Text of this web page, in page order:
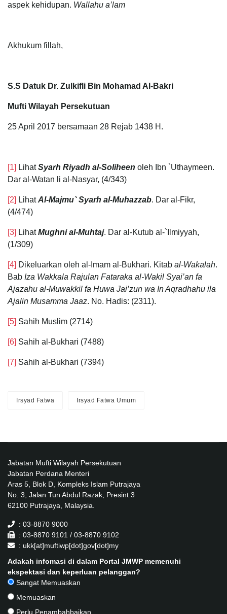
aspek kehidupan. Wallahu a’lam
Akhukum fillah,
S.S Datuk Dr. Zulkifli Bin Mohamad Al-Bakri
Mufti Wilayah Persekutuan
25 April 2017 bersamaan 28 Rejab 1438 H.
[1] LihatSyarh Riyadh al-Soliheen oleh Ibn `Uthaymeen.
Dar al-Watan li al-Nasyar, (4/343)
[2] LihatAl-Majmu` Syarh al-Muhazzab. Dar al-Fikr,
(4/474)
[3] LihatMughni al-Muhtaj. Dar al-Kutub al-`Ilmiyyah,
(1/309)
[4] Dikeluarkan oleh al-Imam al-Bukhari. Kitab al-Wakalah.
Bab Iza Wakkala Rajulan Fataraka al-Wakil Syai’an fa
Ajazahu al-Muwakkil fa Huwa Jai’zun wa In Aqradhahu ila
Ajalin Musamma Jaaz. No. Hadis: (2311).
[5] Sahih Muslim (2714)
[6] Sahih al-Bukhari (7488)
[7] Sahih al-Bukhari (7394)
Irsyad Fatwa Irsyad Fatwa Umum
Jabatan Mufti Wilayah Persekutuan
Jabatan Perdana Menteri
Aras 5, Blok D, Kompleks Islam Putrajaya
No. 3, Jalan Tun Abdul Razak, Presint 3
62100 Putrajaya, Malaysia.
: 03-8870 9000
: 03-8870 9101 / 03-8870 9102
: ukk[at]muftiwp[dot]gov[dot]my
Adakah infomasi di dalam Portal JMWP memenuhi
ekspektasi dan keperluan pelanggan?
Sangat Memuaskan
Memuaskan
Perlu Penambahbaikan